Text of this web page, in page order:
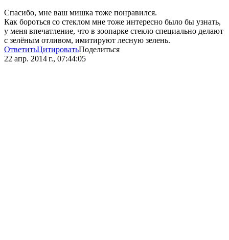
Спасибо, мне ваш мишка тоже понравился.
Как бороться со стеклом мне тоже интересно было бы узнать,
у меня впечатление, что в зоопарке стекло специально делают
с зелёным отливом, имитируют лесную зелень.
ОтветитьЦитироватьПоделиться
22 апр. 2014 г., 07:44:05